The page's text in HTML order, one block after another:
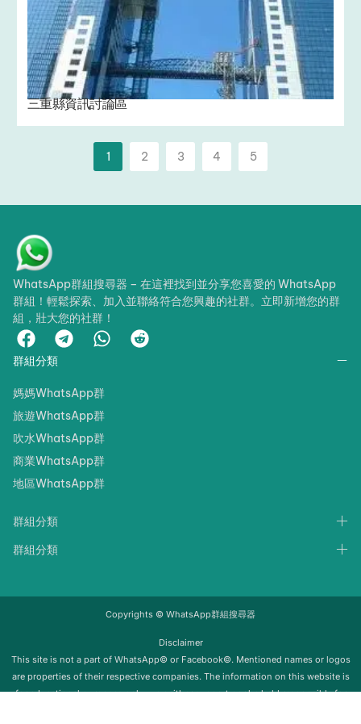
三重縣資訊討論區
1 2 3 4 5
WhatsApp群組搜尋器 – 在這裡找到並分享您喜愛的 WhatsApp
群組！輕鬆探索、加入並聯絡符合您興趣的社群。立即新增您的群
組，壯大您的社群！
群組分類
媽媽WhatsApp群
旅遊WhatsApp群
吹水WhatsApp群
商業WhatsApp群
地區WhatsApp群
群組分類
群組分類
Copyrights © WhatsApp群組搜尋器
Disclaimer
‍‍This site is not a part of WhatsApp© or Facebook©. Mentioned names or logos
are properties of their respective companies. The information on this website is
for educational purposes only; we neither support nor be held responsible for